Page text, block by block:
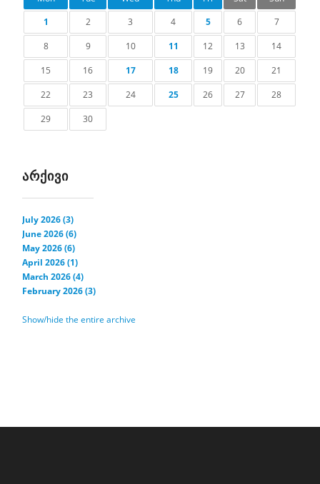
1
2 3 4 5 6
7
8
9 10 11 12 13
14
15
16 17 18 19 20
21
22
23 24 25 26 27
28
29
30
ᲐᲠᲥᲘᲕᲘ
July 2026 (3)
June 2026 (6)
May 2026 (6)
April 2026 (1)
March 2026 (4)
February 2026 (3)
Show/hide the entire archive